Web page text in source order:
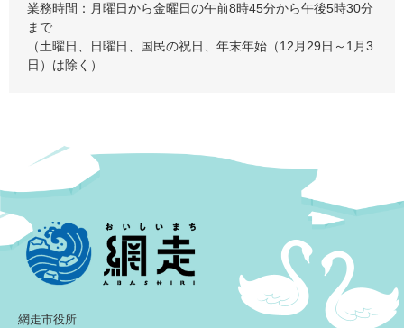
業務時間：月曜日から金曜日の午前8時45分から午後5時30分
まで
（土曜日、日曜日、国民の祝日、年末年始（12月29日～1月3
日）は除く）
網走市役所